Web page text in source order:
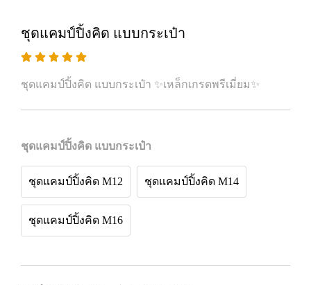
ชุดแคมป์ปิ้งคิด แบบกระเป๋า
ชุดแคมป์ปิ้งคิด แบบกระเป๋า ✨เหล็กเกรดพรีเมี่ยม✨
ชุดแคมป์ปิ้งคิด แบบกระเป๋า
ชุดแคมป์ปิ้งคิด M12 ชุดแคมป์ปิ้งคิด M14
ชุดแคมป์ปิ้งคิด M16